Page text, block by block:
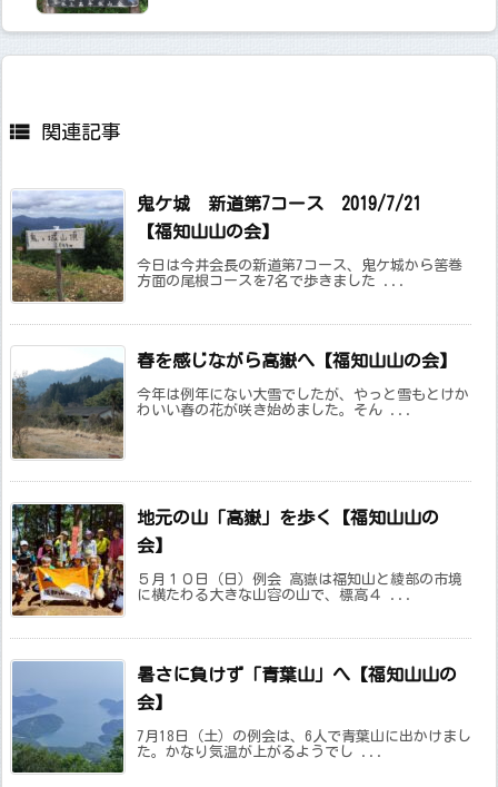
 関連記事
鬼ケ城 新道第7コース 2019/7/21
【福知山山の会】
今日は今井会長の新道第7コース、鬼ケ城から筈巻
方面の尾根コースを7名で歩きました ...
春を感じながら高嶽へ【福知山山の会】
今年は例年にない大雪でしたが、やっと雪もとけか
わいい春の花が咲き始めました。そん ...
地元の山「高嶽」を歩く【福知山山の
会】
５月１０日（日）例会 高嶽は福知山と綾部の市境
に横たわる大きな山容の山で、標高４ ...
暑さに負けず「青葉山」へ【福知山山の
会】
7月18日（土）の例会は、6人で青葉山に出かけまし
た。かなり気温が上がるようでし ...